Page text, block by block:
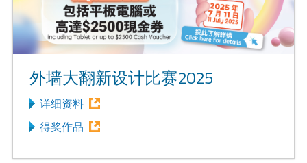
外墙大翻新设计比赛2025
详细资料
得奖作品